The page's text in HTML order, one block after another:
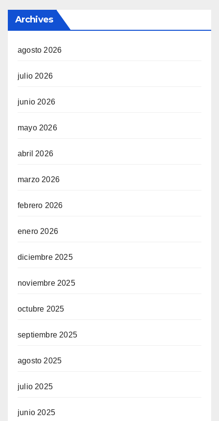
Archives
agosto 2026
julio 2026
junio 2026
mayo 2026
abril 2026
marzo 2026
febrero 2026
enero 2026
diciembre 2025
noviembre 2025
octubre 2025
septiembre 2025
agosto 2025
julio 2025
junio 2025